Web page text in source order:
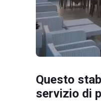
Questo
servizio di